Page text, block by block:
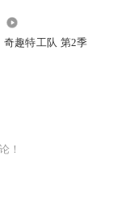
奇趣特工队 第2季
！